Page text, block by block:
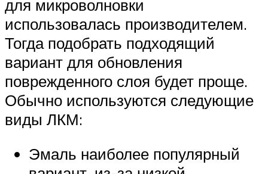
для микроволновки
использовалась производителем.
Тогда подобрать подходящий
вариант для обновления
поврежденного слоя будет проще.
Обычно используются следующие
виды ЛКМ:
Эмаль наиболее популярный